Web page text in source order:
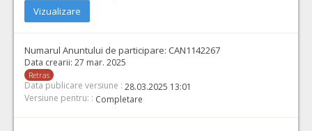
Vizualizare
Numarul Anuntului de participare: CAN1142267
Data crearii: 27 mar. 2025
Retras
Data publicare versiune : 28.03.2025 13:01
Versiune pentru: : Completare